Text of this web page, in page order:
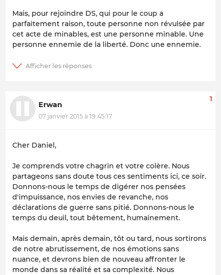
Mais, pour rejoindre DS, qui pour le coup a
parfaitement raison, toute personne non révulsée par
cet acte de minables, est une personne minable. Une
personne ennemie de la liberté. Donc une ennemie.
Erwan
07 janvier 2015 à 19:45:17
1
Cher Daniel,
Je comprends votre chagrin et votre colère. Nous
partageons sans doute tous ces sentiments ici, ce soir.
Donnons-nous le temps de digérer nos pensées
d'impuissance, nos envies de revanche, nos
déclarations de guerre sans pitié. Donnons-nous le
temps du deuil, tout bêtement, humainement.
Mais demain, après demain, tôt ou tard, nous sortirons
de notre abrutissement, de nos émotions sans
nuance, et devrons bien de nouveau affronter le
monde dans sa réalité et sa complexité. Nous